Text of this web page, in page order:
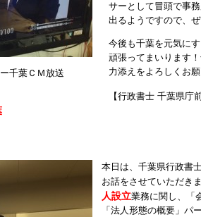
千葉ＣＭ放送
サーとして冒頭で事
出るようですので、ぜ
今後も千葉を元気に
頑張ってまいります
力添えをよろしくお願
【行政書士 千葉県庁
本日は、千葉県行政書
お話をさせていただき
人設立業務に関し、「
「法人形態の概要」パ